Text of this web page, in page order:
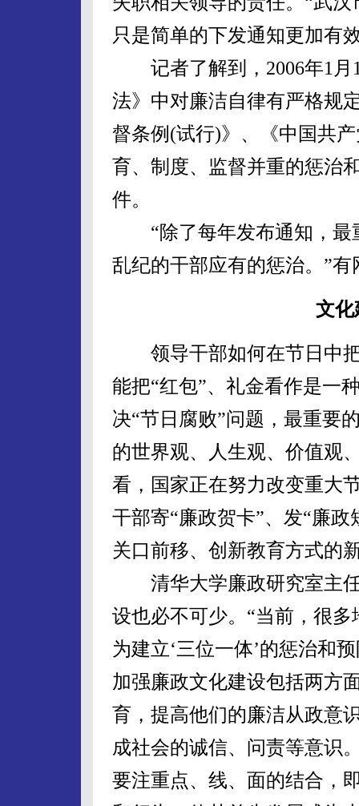
只是简单的下发通知更加有
记者了解到，2006年1月
法》中对廉洁自律有严格规
督条例(试行)》、《中国共
育、制度、监督并重的惩治
件。
“除了每年发布通知，最
乱纪的干部应有的惩治。”
文化
领导干部如何在节日中把
能把“红包”、礼金看作是一
决“节日腐败”问题，最重要
的世界观、人生观、价值观
看，国家正在努力改变重大
干部寄“廉政贺卡”、发“廉
关口前移、创新教育方式的
清华大学廉政研究室主任
设也必不可少。“当前，很
为建立‘三位一体’的惩治和
加强廉政文化建设包括两方
育，提高他们的廉洁从政意
成社会的诚信、问责等意识
要注重点、线、面的结合，